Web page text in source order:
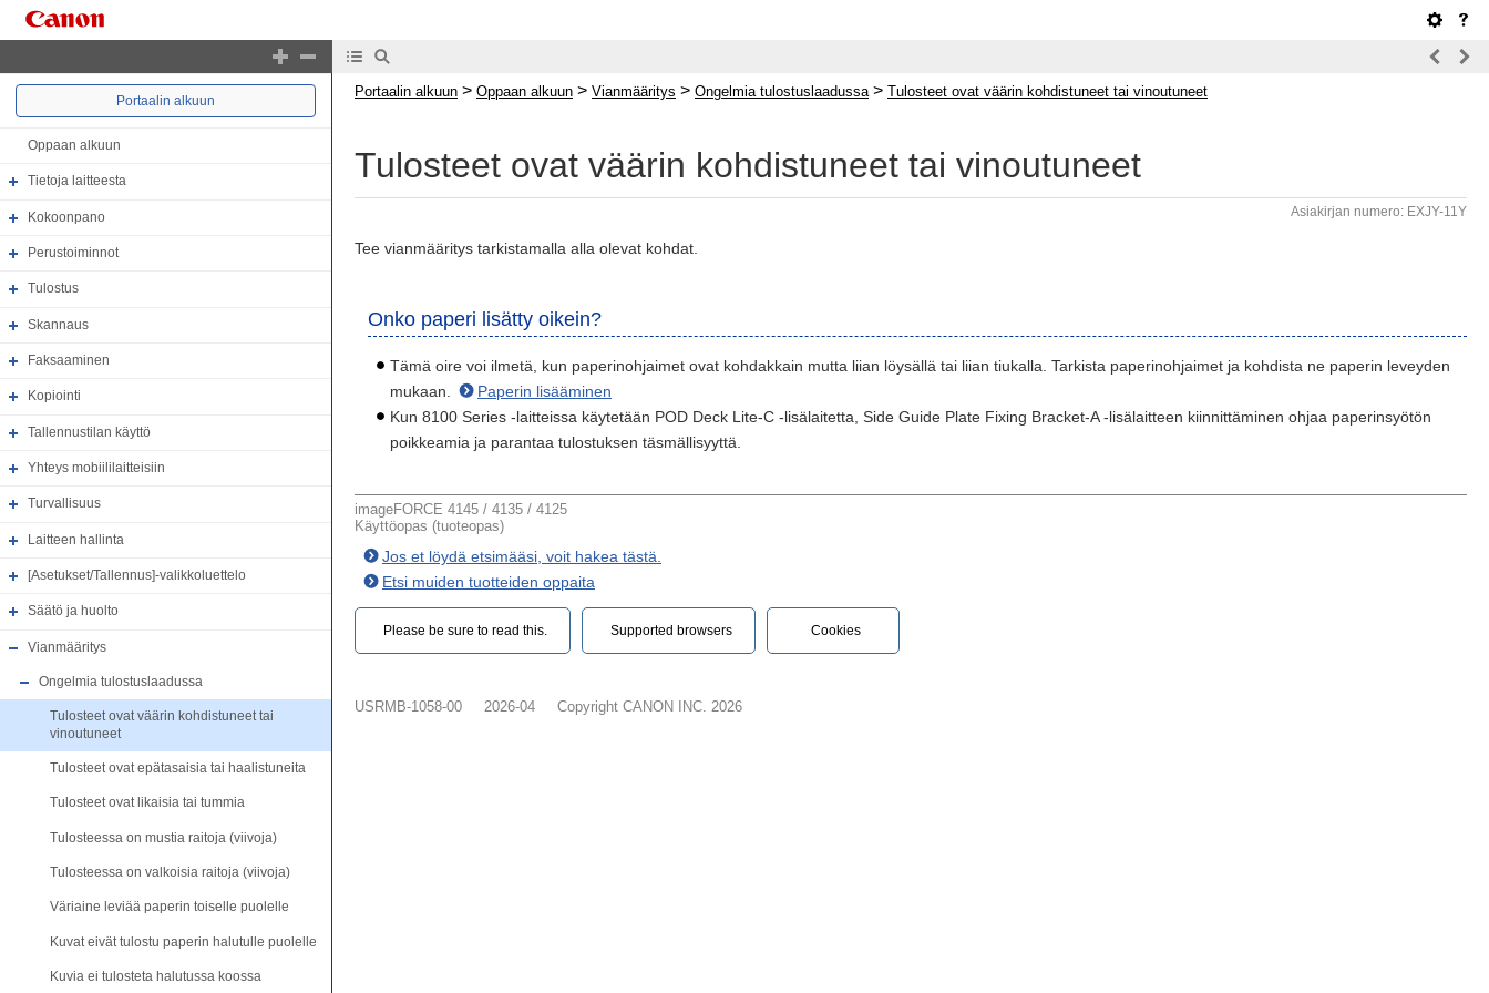
Portaalin alkuun
Oppaan alkuun
Tietoja laitteesta
Kokoonpano
Perustoiminnot
Tulostus
Skannaus
Faksaaminen
Kopiointi
Tallennustilan käyttö
Yhteys mobiililaitteisiin
Turvallisuus
Laitteen hallinta
[Asetukset/Tallennus]-valikkoluettelo
Säätö ja huolto
Vianmääritys
Ongelmia tulostuslaadussa
Tulosteet ovat väärin kohdistuneet tai
vinoutuneet
Tulosteet ovat epätasaisia tai haalistuneita
Tulosteet ovat likaisia tai tummia
Tulosteessa on mustia raitoja (viivoja)
Tulosteessa on valkoisia raitoja (viivoja)
Väriaine leviää paperin toiselle puolelle
Kuvat eivät tulostu paperin halutulle puolelle
Kuvia ei tulosteta halutussa koossa
Portaalin alkuun > Oppaan alkuun > Vianmääritys > Ongelmia tulostuslaadussa > Tulosteet ovat väärin kohdistuneet tai vinoutuneet
Tulosteet ovat väärin kohdistuneet tai vinoutuneet
Asiakirjan numero: EXJY-11Y
Tee vianmääritys tarkistamalla alla olevat kohdat.
Onko paperi lisätty oikein?
Tämä oire voi ilmetä, kun paperinohjaimet ovat kohdakkain mutta liian löysällä tai liian tiukalla. Tarkista paperinohjaimet ja kohdista ne paperin leveyden
mukaan.
Paperin lisääminen
Kun 8100 Series ‑laitteissa käytetään POD Deck Lite-C ‑lisälaitetta, Side Guide Plate Fixing Bracket-A ‑lisälaitteen kiinnittäminen ohjaa paperinsyötön
poikkeamia ja parantaa tulostuksen täsmällisyyttä.
imageFORCE 4145 / 4135 / 4125
Käyttöopas (tuoteopas)
Jos et löydä etsimääsi, voit hakea tästä.
Etsi muiden tuotteiden oppaita
Please be sure to read this.‎ Supported browsers Cookies
USRMB-1058-00 2026-04 Copyright CANON INC. 2026